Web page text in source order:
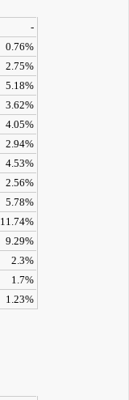
-
0.76%
2.75%
5.18%
3.62%
4.05%
2.94%
4.53%
2.56%
5.78%
11.74%
9.29%
2.3%
1.7%
1.23%